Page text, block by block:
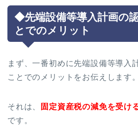
◆先端設備等導入計画の
とでのメリット
まず、一番初めに先端設備等導入
ことでのメリットをお伝えします。
それは、 固定資産税の減免を受け
です。